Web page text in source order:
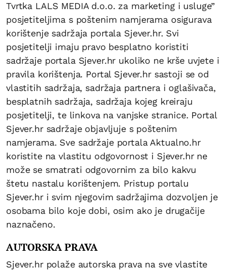
Tvrtka LALS MEDIA d.o.o. za marketing i usluge”
posjetiteljima s poštenim namjerama osigurava
korištenje sadržaja portala Sjever.hr. Svi
posjetitelji imaju pravo besplatno koristiti
sadržaje portala Sjever.hr ukoliko ne krše uvjete i
pravila korištenja. Portal Sjever.hr sastoji se od
vlastitih sadržaja, sadržaja partnera i oglašivača,
besplatnih sadržaja, sadržaja kojeg kreiraju
posjetitelji, te linkova na vanjske stranice. Portal
Sjever.hr sadržaje objavljuje s poštenim
namjerama. Sve sadržaje portala Aktualno.hr
koristite na vlastitu odgovornost i Sjever.hr ne
može se smatrati odgovornim za bilo kakvu
štetu nastalu korištenjem. Pristup portalu
Sjever.hr i svim njegovim sadržajima dozvoljen je
osobama bilo koje dobi, osim ako je drugačije
naznačeno.
AUTORSKA PRAVA
Sjever.hr polaže autorska prava na sve vlastite